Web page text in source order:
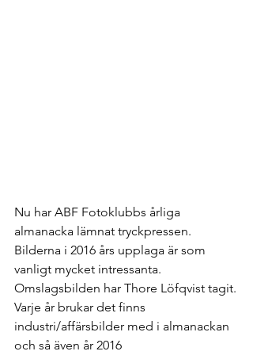
Nu har ABF Fotoklubbs årliga
almanacka lämnat tryckpressen.
Bilderna i 2016 års upplaga är som
vanligt mycket intressanta.
Omslagsbilden har Thore Löfqvist tagit.
Varje år brukar det finns
industri/affärsbilder med i almanackan
och så även år 2016